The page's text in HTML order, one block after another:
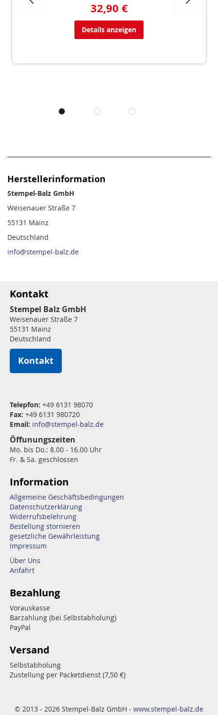
32,90 €
Details anzeigen
Herstellerinformation
Stempel-Balz GmbH
Weisenauer Straße 7
55131 Mainz
Deutschland
info@stempel-balz.de
Kontakt
Stempel Balz GmbH
Weisenauer Straße 7
55131 Mainz
Deutschland
Kontakt
Telepfon: +49 6131 98070
Fax: +49 6131 980720
Email: info@stempel-balz.de
Öffunungszeiten
Mo. bis Do.: 8.00 - 16.00 Uhr
Fr. & Sa. geschlossen
Information
Allgemeine Geschäftsbedingungen
Datenschutzerklärung
Widerrufsbelehrung
Bestellung stornieren
gesetzliche Gewährleistung
Impressum
Über Uns
Anfahrt
Bezahlung
Vorauskasse
Barzahlung (bei Selbstabholung)
PayPal
Versand
Selbstabholung
Zustellung per Packetdienst (7,50 €)
© 2013 - 2026 Stempel-Balz GmbH - www.stempel-balz.de